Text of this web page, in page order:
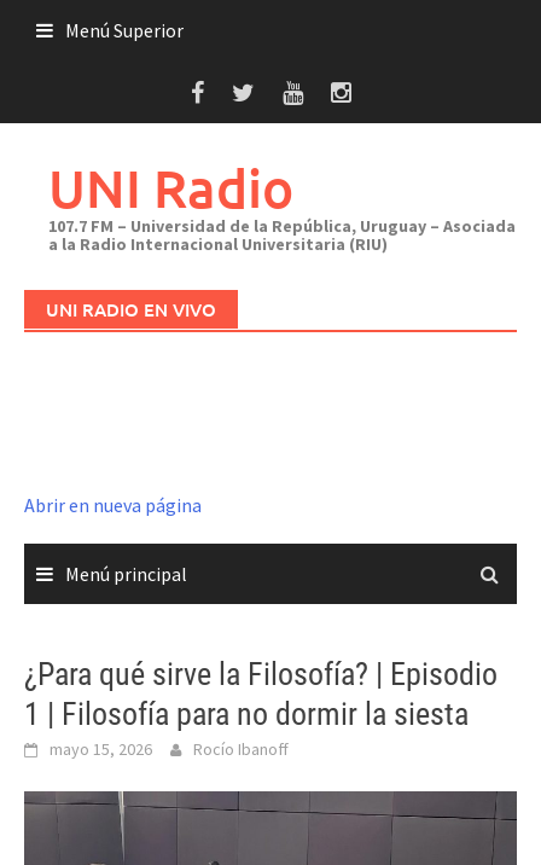
Menú Superior
UNI Radio
107.7 FM – Universidad de la República, Uruguay – Asociada
a la Radio Internacional Universitaria (RIU)
UNI RADIO EN VIVO
Abrir en nueva página
Menú principal
¿Para qué sirve la Filosofía? | Episodio
1 | Filosofía para no dormir la siesta
mayo 15, 2026 Rocío Ibanoff